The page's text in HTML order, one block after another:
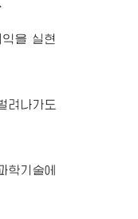
을 실현
려나가도
기술에